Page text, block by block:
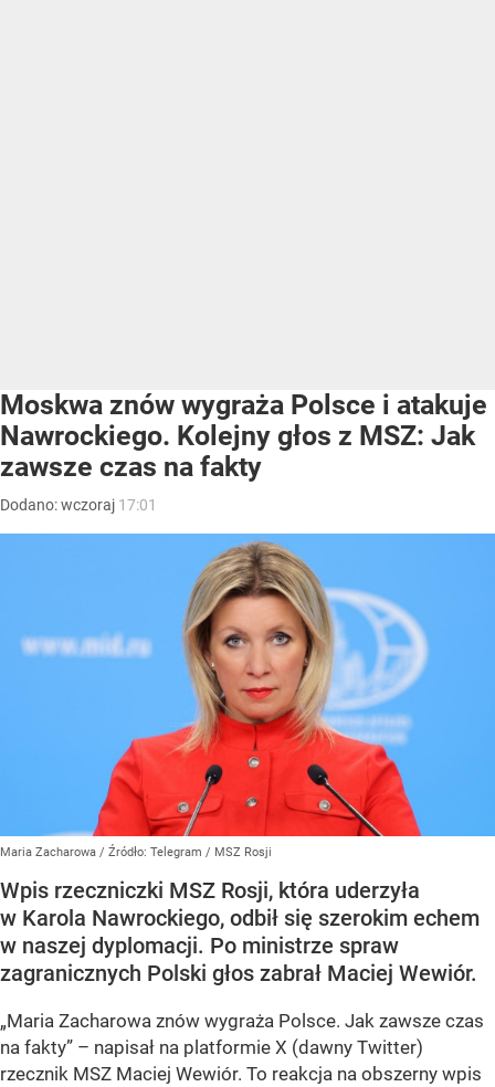
Moskwa znów wygraża Polsce i atakuje
Nawrockiego. Kolejny głos z MSZ: Jak
zawsze czas na fakty
Dodano:wczoraj 17:01
Maria Zacharowa / Źródło: Telegram / MSZ Rosji
Wpis rzeczniczki MSZ Rosji, która uderzyła
w Karola Nawrockiego, odbił się szerokim echem
w naszej dyplomacji. Po ministrze spraw
zagranicznych Polski głos zabrał Maciej Wewiór.
„Maria Zacharowa znów wygraża Polsce. Jak zawsze czas
na fakty” – napisał na platformie X (dawny Twitter)
rzecznik MSZ Maciej Wewiór. To reakcja na obszerny wpis